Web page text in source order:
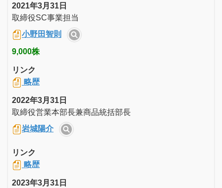
2021年3月31日
取締役SC事業担当
小野田智則
9,000株
リンク
略歴
2022年3月31日
取締役営業本部長兼商品統括部長
岩城陽介
リンク
略歴
2023年3月31日